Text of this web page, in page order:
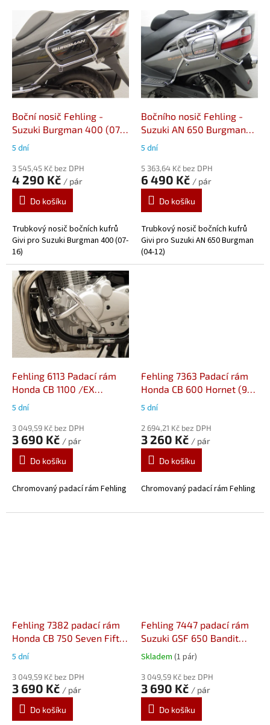
pp
p
Boční nosič Fehling -
Suzuki Burgman 400 (07-
16)
5 dní
3 545,45 Kč bez DPH
4 290 Kč / pár
Do košíku
Trubkový nosič bočních kufrů
Givi pro Suzuki Burgman 400 (07-
16)
Bočního nosič Fehling -
Suzuki AN 650 Burgman
(04-12)
5 dní
5 363,64 Kč bez DPH
6 490 Kč / pár
Do košíku
Trubkový nosič bočních kufrů
Givi pro Suzuki AN 650 Burgman
(04-12)
Fehling 6113 Padací rám
Honda CB 1100 /EX
/RS(13-)
5 dní
3 049,59 Kč bez DPH
3 690 Kč / pár
Do košíku
Chromovaný padací rám Fehling
Fehling 7363 Padací rám
Honda CB 600 Hornet (98-
06)
5 dní
2 694,21 Kč bez DPH
3 260 Kč / pár
Do košíku
Chromovaný padací rám Fehling
Fehling 7382 padací rám
Honda CB 750 Seven Fifty
(92-03)
5 dní
3 049,59 Kč bez DPH
3 690 Kč / pár
Do košíku
Fehling 7447 padací rám
Suzuki GSF 650 Bandit
(07-12)
Skladem (1 pár)
3 049,59 Kč bez DPH
3 690 Kč / pár
Do košíku